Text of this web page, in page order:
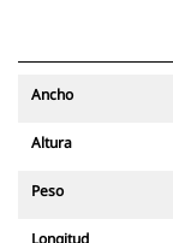
Ancho
Altura
Peso